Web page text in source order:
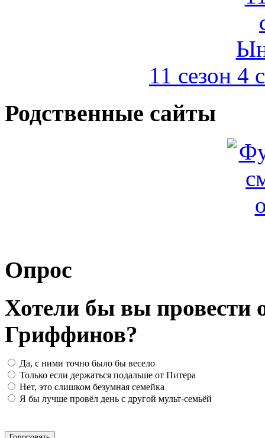
11 сезон
Родственные сайты
Опрос
Хотели бы вы провести
Гриффинов?
Да, с ними точно было бы весело
Только если держаться подальше от Питера
Нет, это слишком безумная семейка
Я бы лучше провёл день с другой мульт-семьёй